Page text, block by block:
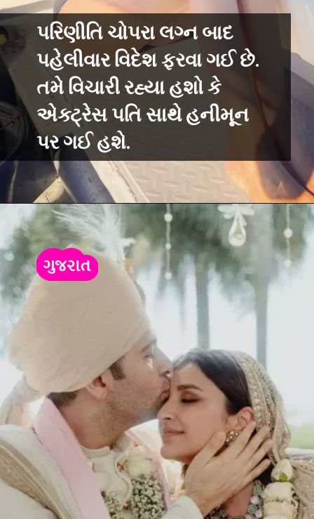
પરિણીતિ ચોપરા લગ્ન બાદ
પહેલીવાર વિદેશ ફરવા ગઈ છે.
તમે વિચારી રહ્યા હશો કે
એક્ટ્રેસ પતિ સાથે હનીમૂન
પર ગઈ હશે.